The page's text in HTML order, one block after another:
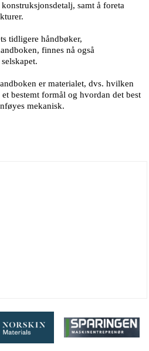
samt å foreta
tidligere håndbøker,
finnes nå også
er materialet, dvs. hvilken
bestemt formål og hvordan det best
mekanisk.